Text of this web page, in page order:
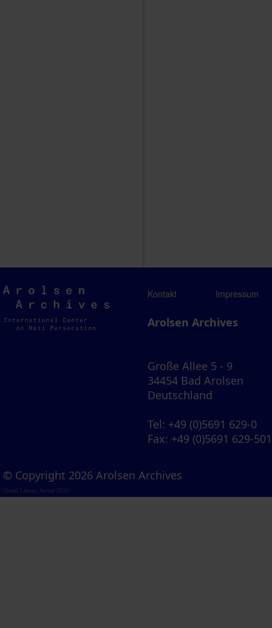
Arolsen
Archives
Kontakt Impressum
Arolsen Archives
Große Allee 5 - 9
34454 Bad Arolsen
Deutschland
Tel: +49 (0)5691 629-0
Fax: +49 (0)5691 629-501
© Copyright 2026 Arolsen Archives
Visual Library Server 2026